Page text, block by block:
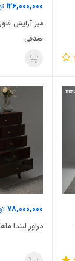
126,000,000
میز آرایش
صدفی
78,000,000
دراور لیندا